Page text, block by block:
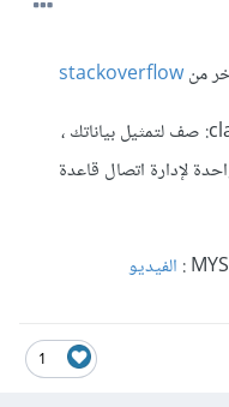
منstackoverflow
كحد أدنى ، تحتاج إلى ثلاث صفوف classes: صف لتمثيل بياناتك ،
لإدارة اتصال قاعدة
الفيديو
1